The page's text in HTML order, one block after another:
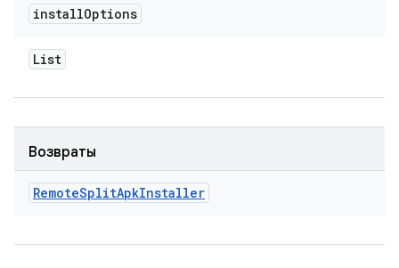
installOptions
List
Возвраты
RemoteSplitApkInstaller